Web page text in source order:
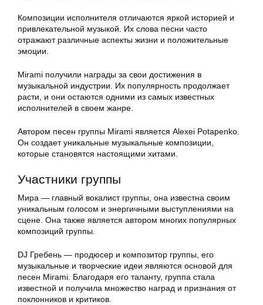
Композиции исполнителя отличаются яркой историей и
привлекательной музыкой. Их слова песни часто
отражают различные аспекты жизни и положительные
эмоции.
Mirami получили награды за свои достижения в
музыкальной индустрии. Их популярность продолжает
расти, и они остаются одними из самых известных
исполнителей в своем жанре.
Автором песен группы Mirami является Alexei Potapenko.
Он создает уникальные музыкальные композиции,
которые становятся настоящими хитами.
Участники группы
Мира — главный вокалист группы, она известна своим
уникальным голосом и энергичными выступлениями на
сцене. Она также является автором многих популярных
композиций группы.
DJ Гребень — продюсер и композитор группы, его
музыкальные и творческие идеи являются основой для
песен Mirami. Благодаря его таланту, группа стала
известной и получила множество наград и признания от
поклонников и критиков.